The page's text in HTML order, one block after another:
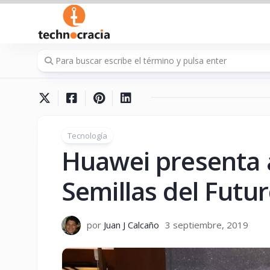
Saltar
contenido
Tecnología
Huawei presenta
Semillas del
por Juan J Calcaño 3 septiembre, 2019